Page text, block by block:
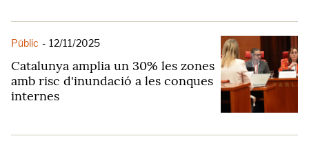
Públic - 12/11/2025
Catalunya amplia un 30% les zones
amb risc d'inundació a les conques
internes